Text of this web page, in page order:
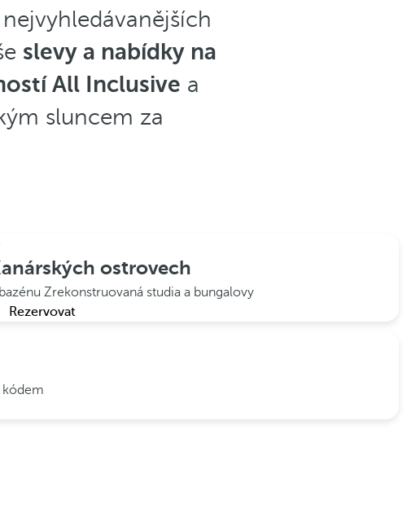
slevy a nabídky na
All Inclusive a
sluncem za
ostrovech
Zrekonstruovaná studia a bungalovy
Rezervovat
kódem